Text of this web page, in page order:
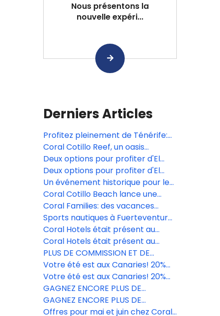
Nous présentons la
nouvelle expéri...
Derniers Articles
Profitez pleinement de Ténérife:
Espaces, divertissement et plage
avec Coral Hotels
Coral Cotillo Reef, un oasis
d'exclusivité et de connexion avec
la nature
Deux options pour profiter d'El
Cotillo avec 10 % de réduction
Deux options pour profiter d'El
Cotillo avec 10 % de réduction
Un événement historique pour le
football féminin dans les îles
Canarie.
Coral Cotillo Beach lance une
promotion spéciale avec des
réductions allant jusqu'à 15%.
Coral Families: des vacances
conçues pour profiter en famille à
Tenerife.
Sports nautiques à Fuerteventura:
découvrez El Cotillo
Coral Hotels était présent au
Salon des Vacances de El Corte
Inglés à Grande Canarie.
Coral Hotels était présent au
Salon des Vacances de El Corte
Inglés à Grande Canarie.
PLUS DE COMMISSION ET DE
RÉDUCTIONS AVEC CORAL HOTELS
EN CE MOIS DE MAI ET JUIN!
Votre été est aux Canaries! 20%
exclusifs pour garantir vos ventes.
Votre été est aux Canaries! 20%
exclusifs pour garantir vos ventes.
GAGNEZ ENCORE PLUS DE
COMMISSIONS AVEC CORAL
HOTELS EN MAI ET JUIN!
GAGNEZ ENCORE PLUS DE
COMMISSIONS AVEC CORAL
Offres pour mai et juin chez Coral